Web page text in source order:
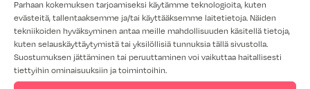
Parhaan kokemuksen tarjoamiseksi käytämme teknologioita, kuten
evästeitä, tallentaaksemme ja/tai käyttääksemme laitetietoja. Näiden
tekniikoiden hyväksyminen antaa meille mahdollisuuden käsitellä tietoja,
kuten selauskäyttäytymistä tai yksilöllisiä tunnuksia tällä sivustolla.
Suostumuksen jättäminen tai peruuttaminen voi vaikuttaa haitallisesti
tiettyihin ominaisuuksiin ja toimintoihin.